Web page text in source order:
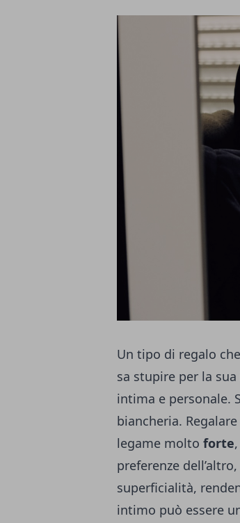
Un tipo di regalo
sa stupire per la
intima e personale.
biancheria.
legame molto forte
preferenze
superficialità,
intimo può essere